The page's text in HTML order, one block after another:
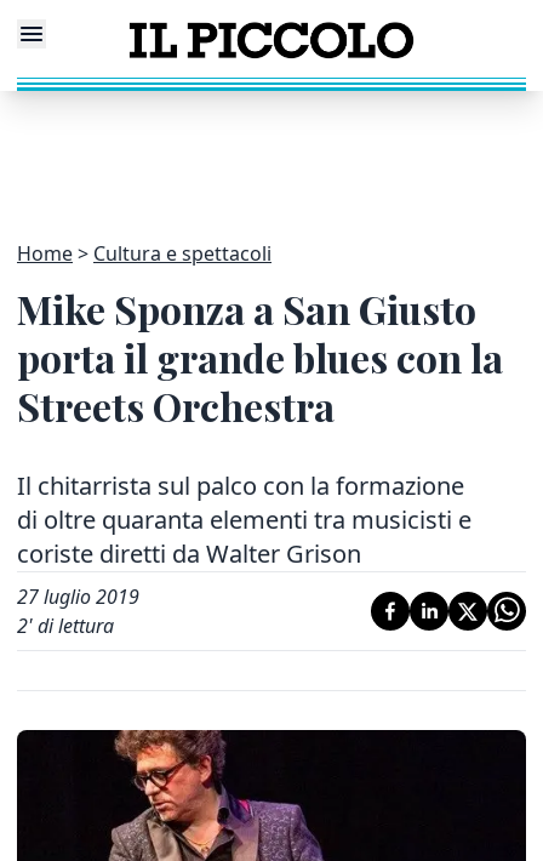
Home Cultura e spettacoli
Mike Sponza a San Giusto
porta il grande blues con la
Streets Orchestra
Il chitarrista sul palco con la formazione
di oltre quaranta elementi tra musicisti e
coriste diretti da Walter Grison
27 luglio 2019
2' di lettura